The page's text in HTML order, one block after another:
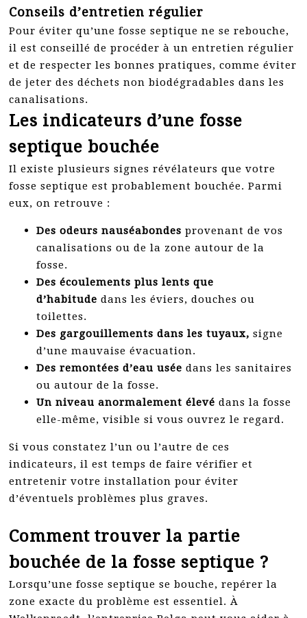
Conseils d’entretien régulier
Pour éviter qu’une fosse septique ne se rebouche,
il est conseillé de procéder à un entretien régulier
et de respecter les bonnes pratiques, comme éviter
de jeter des déchets non biodégradables dans les
canalisations.
Les indicateurs d’une fosse
septique bouchée
Il existe plusieurs signes révélateurs que votre
fosse septique est probablement bouchée. Parmi
eux, on retrouve :
Des odeurs nauséabondes provenant de vos
canalisations ou de la zone autour de la
fosse.
Des écoulements plus lents que
d’habitude dans les éviers, douches ou
toilettes.
Des gargouillements dans les tuyaux, signe
d’une mauvaise évacuation.
Des remontées d’eau usée dans les sanitaires
ou autour de la fosse.
Un niveau anormalement élevé dans la fosse
elle-même, visible si vous ouvrez le regard.
Si vous constatez l’un ou l’autre de ces
indicateurs, il est temps de faire vérifier et
entretenir votre installation pour éviter
d’éventuels problèmes plus graves.
Comment trouver la partie
bouchée de la fosse septique ?
Lorsqu’une fosse septique se bouche, repérer la
zone exacte du problème est essentiel. À